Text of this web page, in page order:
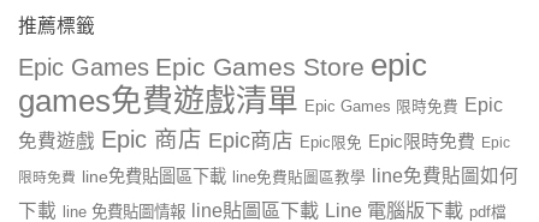
推薦標籤
Epic Games Epic Games Store epic
games免費遊戲清單 Epic Games 限時免費 Epic
免費遊戲 Epic 商店 Epic商店 Epic限免 Epic限時免費 Epic
限時免費 line免費貼圖區下載 line免費貼圖區教學
line免費貼圖如何
下載
line 免費貼圖情報 line貼圖區下載 Line 電腦版下載 pdf檔